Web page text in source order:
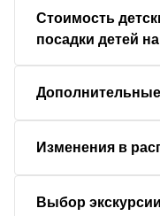
Стоимость
посадки детей
Изменения в
Выбор экскурсии